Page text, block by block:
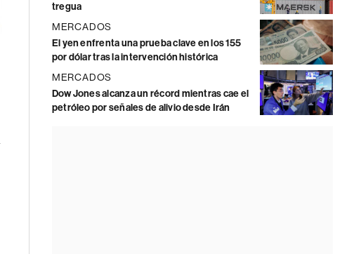
tregua
MERCADOS
El yen enfrenta una prueba clave en los 155
por dólar tras la intervención histórica
MERCADOS
Dow Jones alcanza un récord mientras cae el
petróleo por señales de alivio desde Irán